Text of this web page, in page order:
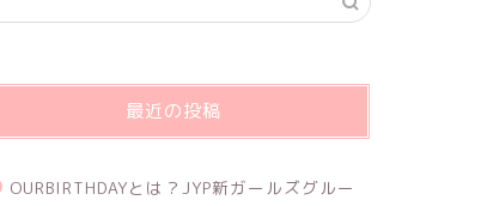
最近の投稿
OURBIRTHDAYとは？JYP新ガールズグルー